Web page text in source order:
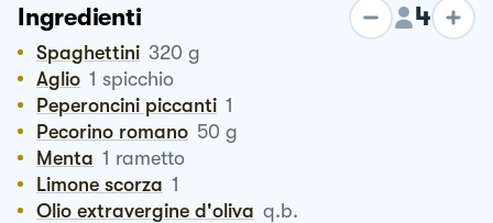
Ingredienti 4
Spaghettini 320 g
Aglio 1 spicchio
Peperoncini piccanti 1
Pecorino romano 50 g
Menta 1 rametto
Limone scorza 1
Olio extravergine d'oliva q.b.